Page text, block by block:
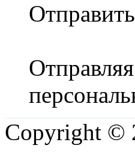
Отправить
Copyright